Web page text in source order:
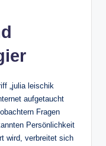
„julia leischik
aufgetaucht
Fragen
Persönlichkeit
wird, verbreitet sich